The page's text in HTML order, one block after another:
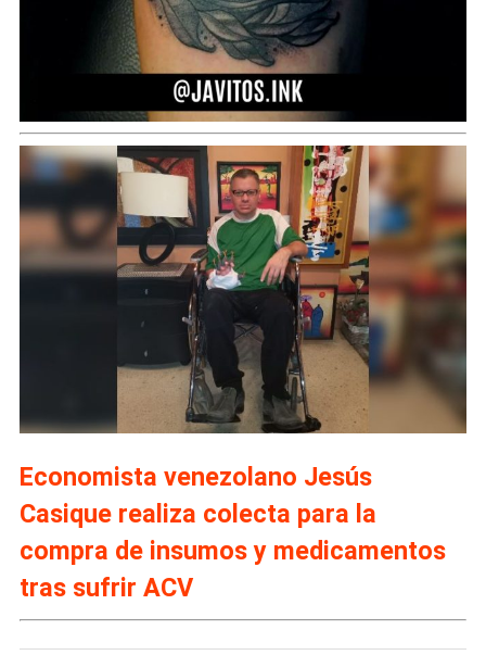
Economista venezolano Jesús
Casique realiza colecta para la
compra de insumos y medicamentos
tras sufrir ACV